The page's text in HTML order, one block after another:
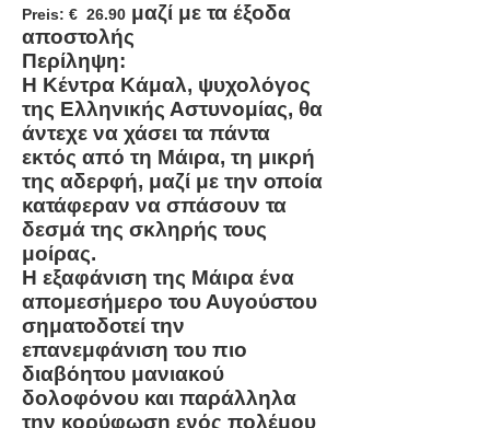
Preis: € 26.90 μαζί με τα έξοδα
αποστολής
Περίληψη:
Η Κέντρα Κάμαλ, ψυχολόγος
της Ελληνικής Αστυνομίας, θα
άντεχε να χάσει τα πάντα
εκτός από τη Μάιρα, τη μικρή
της αδερφή, μαζί με την οποία
κατάφεραν να σπάσουν τα
δεσμά της σκληρής τους
μοίρας.
Η εξαφάνιση της Μάιρα ένα
απομεσήμερο του Αυγούστου
σηματοδοτεί την
επανεμφάνιση του πιο
διαβόητου μανιακού
δολοφόνου και παράλληλα
την κορύφωση ενός πολέμου